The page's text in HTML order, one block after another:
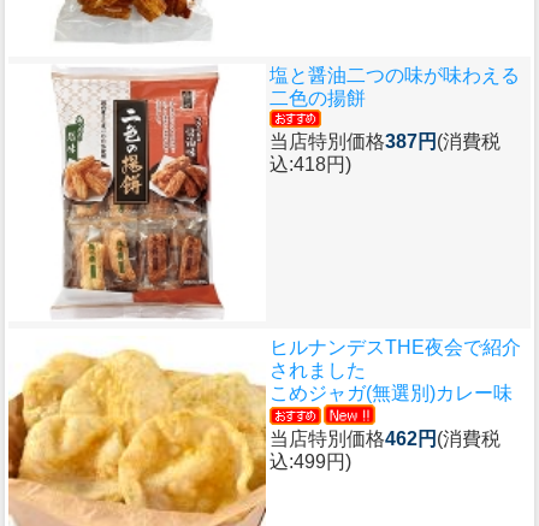
塩と醤油二つの味が味わえる
二色の揚餅
当店特別価格387円 (消費税
込:418円)
ヒルナンデスTHE夜会で紹介
されました
こめジャガ(無選別)カレー味
当店特別価格462円 (消費税
込:499円)